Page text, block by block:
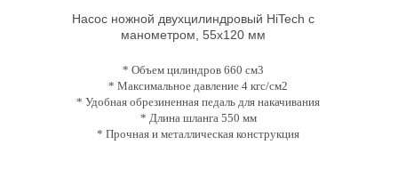
Насос ножной двухцилиндровый HiTech с
манометром, 55х120 мм
* Объем цилиндров 660 см3
* Максимальное давление 4 кгс/см2
* Удобная обрезиненная педаль для накачивания
* Длина шланга 550 мм
* Прочная и металлическая конструкция